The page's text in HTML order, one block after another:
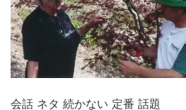
会話 ネタ 続かない 定番 話題